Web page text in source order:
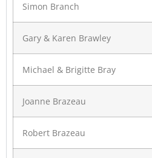
Simon Branch
Gary & Karen Brawley
Michael & Brigitte Bray
Joanne Brazeau
Robert Brazeau